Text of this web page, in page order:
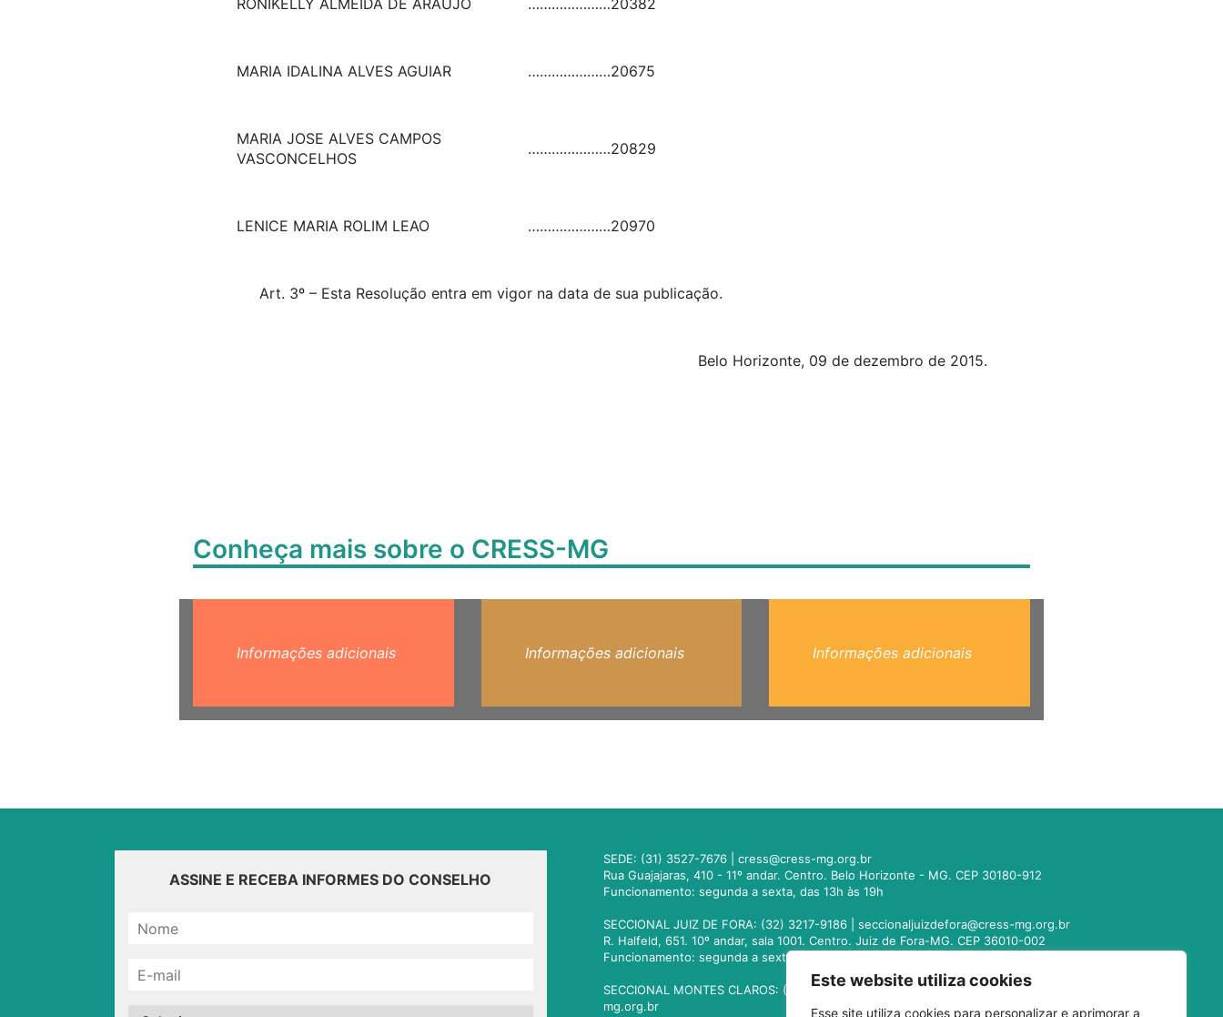
Este website utiliza cookies
Esse site utiliza cookies para personalizar e aprimorar a
RONIKELLY ALMEIDA DE ARAUJO …………………20382
MARIA IDALINA ALVES AGUIAR …………………20675
MARIA JOSE ALVES CAMPOS
VASCONCELHOS
…………………20829
LENICE MARIA ROLIM LEAO …………………20970
Art. 3º – Esta Resolução entra em vigor na data de sua publicação.
Belo Horizonte, 09 de dezembro de 2015.
Conheça mais sobre o CRESS-MG
Informações adicionais Informações adicionais Informações adicionais
ASSINE E RECEBA INFORMES DO CONSELHO
SEDE: (31) 3527-7676 |cress@cress-mg.org.br
Rua Guajajaras, 410 - 11º andar. Centro. Belo Horizonte - MG. CEP 30180-912
Funcionamento: segunda a sexta, das 13h às 19h
SECCIONAL JUIZ DE FORA: (32) 3217-9186 |seccionaljuizdefora@cress-mg.org.br
R. Halfeld, 651. 10º andar, sala 1001. Centro. Juiz de Fora-MG. CEP 36010-002
Funcionamento: segunda a sexta, das 13h às 19h
SECCIONAL MONTES CLAROS: (38) 3221-9358 |seccionalmontesclaros@cress-
mg.org.br